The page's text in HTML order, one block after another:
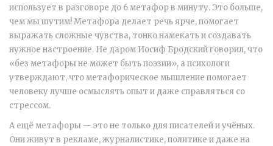
использует в разговоре до 6 метафор в минуту. Это больше,
чем мы шутим! Метафора делает речь ярче, помогает
выражать сложные чувства, тонко намекать и создавать
нужное настроение. Не даром Иосиф Бродский говорил, что
«без метафоры не может быть поэзии», а психологи
утверждают, что метафорическое мышление помогает
человеку лучше осмыслять опыт и даже справляться со
стрессом.
А ещё метафоры — это не только для писателей и учёных.
Они живут в рекламе, журналистике, политике и даже на